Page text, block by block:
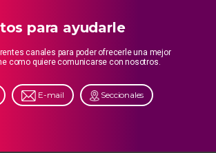
para ayudarle
canales para poder ofrecerle una mejor
como quiere comunicarse con nosotros.
E-mail Seccionales